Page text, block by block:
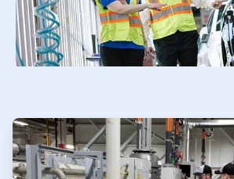
ArticleTile
2
の
5